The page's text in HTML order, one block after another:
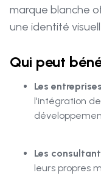
marque blanche
une identité
Qui peut
Les entreprises
l'intégration
Les
leurs propres